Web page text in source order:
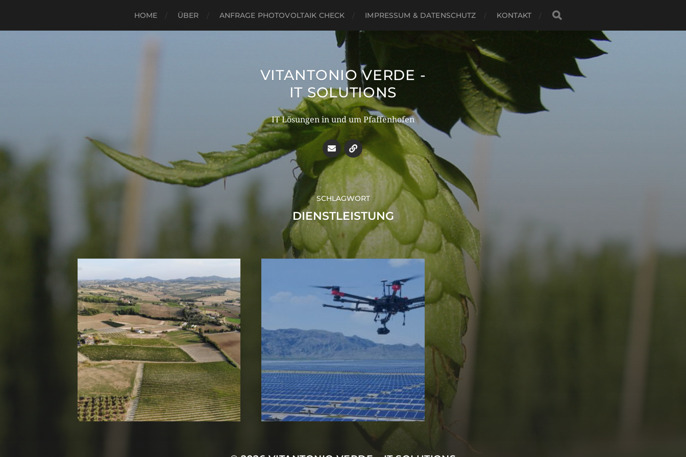
HOME ÜBER ANFRAGE PHOTOVOLTAIK CHECK IMPRESSUM & DATENSCHUTZ KONTAKT
VITANTONIO VERDE -
IT SOLUTIONS
IT Lösungen in und um Pfaffenhofen
SCHLAGWORT
DIENSTLEISTUNG